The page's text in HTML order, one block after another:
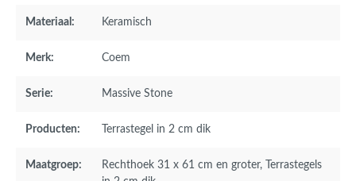
Materiaal: Keramisch
Merk: Coem
Serie: Massive Stone
Producten: Terrastegel in 2 cm dik
Maatgroep: Rechthoek 31 x 61 cm en groter, Terrastegels